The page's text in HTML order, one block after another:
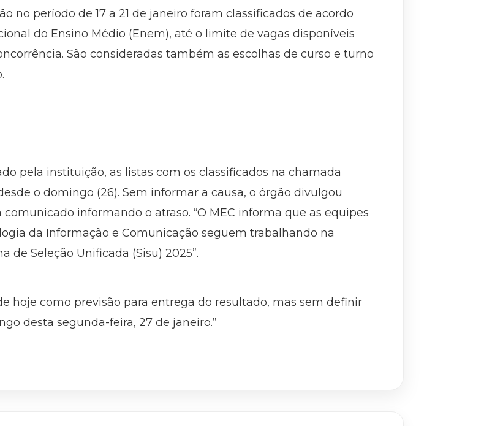
no período de 17 a 21 de janeiro foram classificados de acordo
do Ensino Médio (Enem), até o limite de vagas disponíveis
São consideradas também as escolhas de curso e turno
pela instituição, as listas com os classificados na chamada
o domingo (26). Sem informar a causa, o órgão divulgou
informando o atraso. “O MEC informa que as equipes
da Informação e Comunicação seguem trabalhando na
de Seleção Unificada (Sisu) 2025”.
hoje como previsão para entrega do resultado, mas sem definir
desta segunda-feira, 27 de janeiro.”